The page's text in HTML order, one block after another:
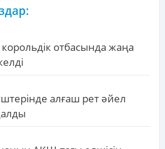
отбасында жаңа
алғаш рет әйел